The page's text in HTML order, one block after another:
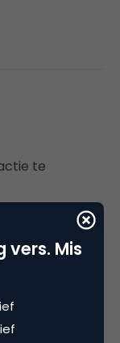
te
a cause?
ontwerpers
vers. Mis